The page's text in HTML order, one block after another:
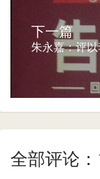
下一篇
朱永嘉：评
全部评论：